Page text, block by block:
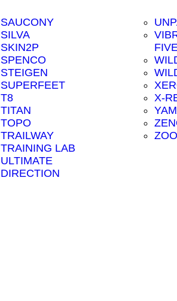
SAUCONY
SILVA
SKIN2P
SPENCO
STEIGEN
SUPERFEET
T8
TITAN
TOPO
TRAILWAY
TRAINING LAB
ULTIMATE
DIRECTION
X-